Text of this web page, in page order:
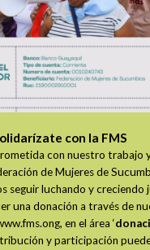
con la FMS
con nuestro trabajo
de Mujeres de
seguir luchando y creciendo
una donación a través de
en el área ‘
y participación